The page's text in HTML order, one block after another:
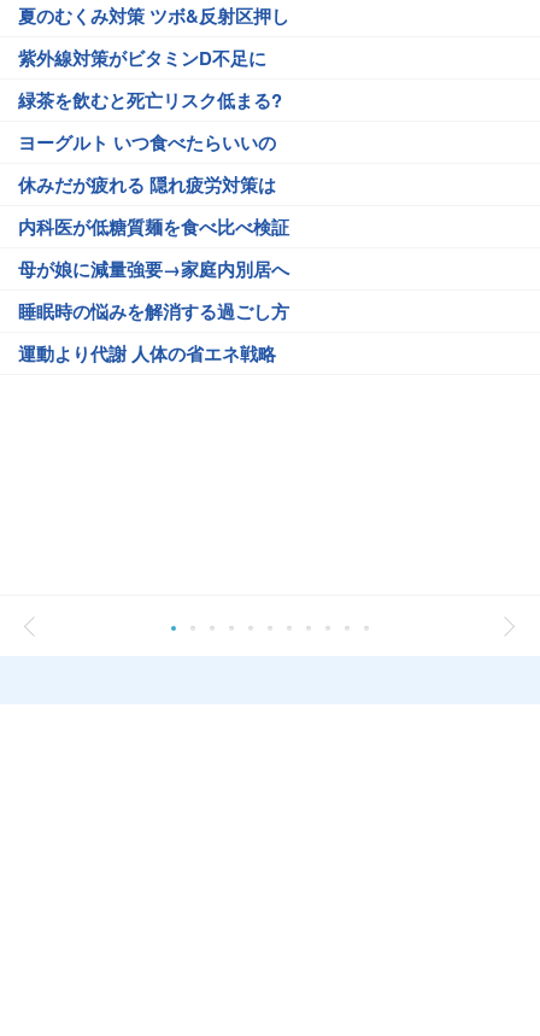
夏のむくみ対策 ツボ&反射区押し
紫外線対策がビタミンD不足に
緑茶を飲むと死亡リスク低まる?
ヨーグルト いつ食べたらいいの
休みだが疲れる 隠れ疲労対策は
内科医が低糖質麺を食べ比べ検証
母が娘に減量強要→家庭内別居へ
睡眠時の悩みを解消する過ごし方
運動より代謝 人体の省エネ戦略